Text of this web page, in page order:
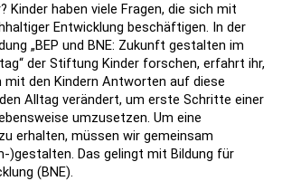
Kinder haben viele Fragen, die sich mit
Entwicklung beschäftigen. In der
„BEP und BNE: Zukunft gestalten im
der Stiftung Kinder forschen, erfahrt ihr,
mit den Kindern Antworten auf diese
Alltag verändert, um erste Schritte einer
umzusetzen. Um eine
erhalten, müssen wir gemeinsam
)gestalten. Das gelingt mit Bildung für
(BNE).